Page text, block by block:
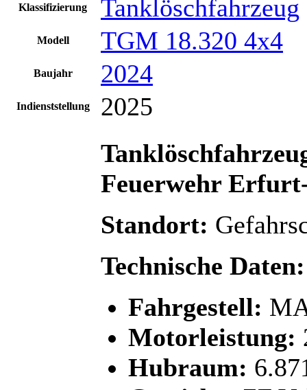
Klassifizierung Tanklöschfahrzeug
Modell TGM 18.320 4x4
Baujahr 2024
Indienststellung
2025
Feuerwehr
Standort:
Technische Daten:
Fahrgestell:
Motorleistung:
Hubraum: